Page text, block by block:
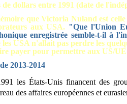
de dollars entre 1991 (date de
que Victoria Nuland est
aux USA. "Que l'Union
enregistrée semble-t-il à
USA n'allait pas perdre les
payer pour permettre aux US/
2013-2014
les États-Unis financent des
des affaires européennes et